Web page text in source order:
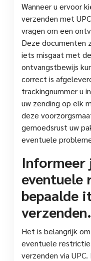
Wanneer u ervoor
verzenden met
vragen om een
Deze documenten
iets misgaat met
ontvangstbewijs
correct is
trackingnummer u
uw zending op elk
deze
gemoedsrust uw
eventuele
Informeer
eventuele
bepaalde
verzenden.
Het is belangrijk
eventuele
verzenden via